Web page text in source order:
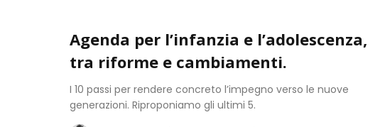
Agenda per l’infanzia e l’adolescenza,
tra riforme e cambiamenti.
I 10 passi per rendere concreto l’impegno verso le nuove
generazioni. Riproponiamo gli ultimi 5.